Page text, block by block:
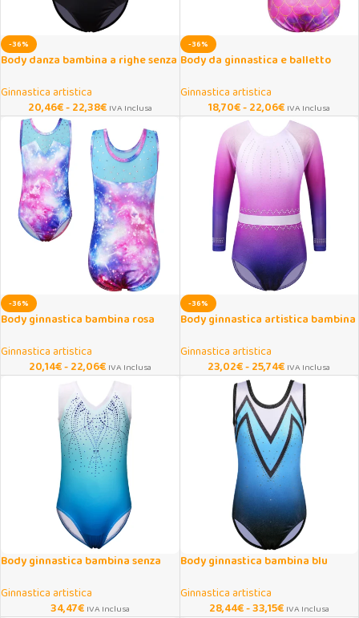
-36%
Body danza bambina a righe senza
Ginnastica artistica
20,46€-22,38€ IVA Inclusa
-36%
Body da ginnastica e balletto
Ginnastica artistica
18,70€-22,06€ IVA Inclusa
-36%
Body ginnastica bambina rosa
Ginnastica artistica
20,14€-22,06€ IVA Inclusa
-36%
Body ginnastica artistica bambina
Ginnastica artistica
23,02€-25,74€ IVA Inclusa
Body ginnastica bambina senza
Ginnastica artistica
34,47€ IVA Inclusa
Body ginnastica bambina blu
Ginnastica artistica
28,44€-33,15€ IVA Inclusa